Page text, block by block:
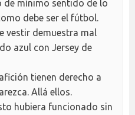
mínimo sentido de lo
debe ser el fútbol.
vestir demuestra mal
azul con Jersey de
tienen derecho a
Allá ellos.
hubiera funcionado sin